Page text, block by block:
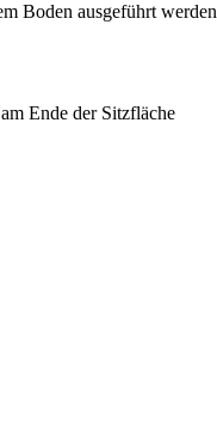
Boden ausgeführt werden
Ende der Sitzfläche